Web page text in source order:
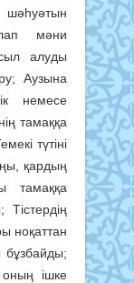
мәни
алуды
Аузына
немесе
тамаққа
түтіні
қардың
тамаққа
Тістердің
ноқаттан
бұзбайды;
ішке